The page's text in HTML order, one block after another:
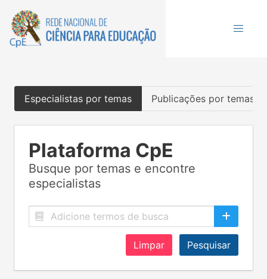
Especialistas por temas Publicações por temas
Plataforma CpE
Busque por temas e encontre
especialistas
Limpar Pesquisar